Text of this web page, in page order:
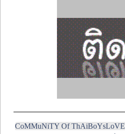
CoMMuNiTY Of ThAiBoYsLoVE